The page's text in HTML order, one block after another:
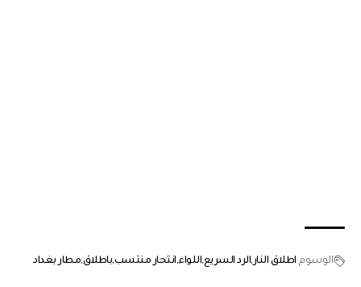
الوسوم اطلاق النار الرد السريعاللواء انتحار منتسبباطلاقمطار بغداد